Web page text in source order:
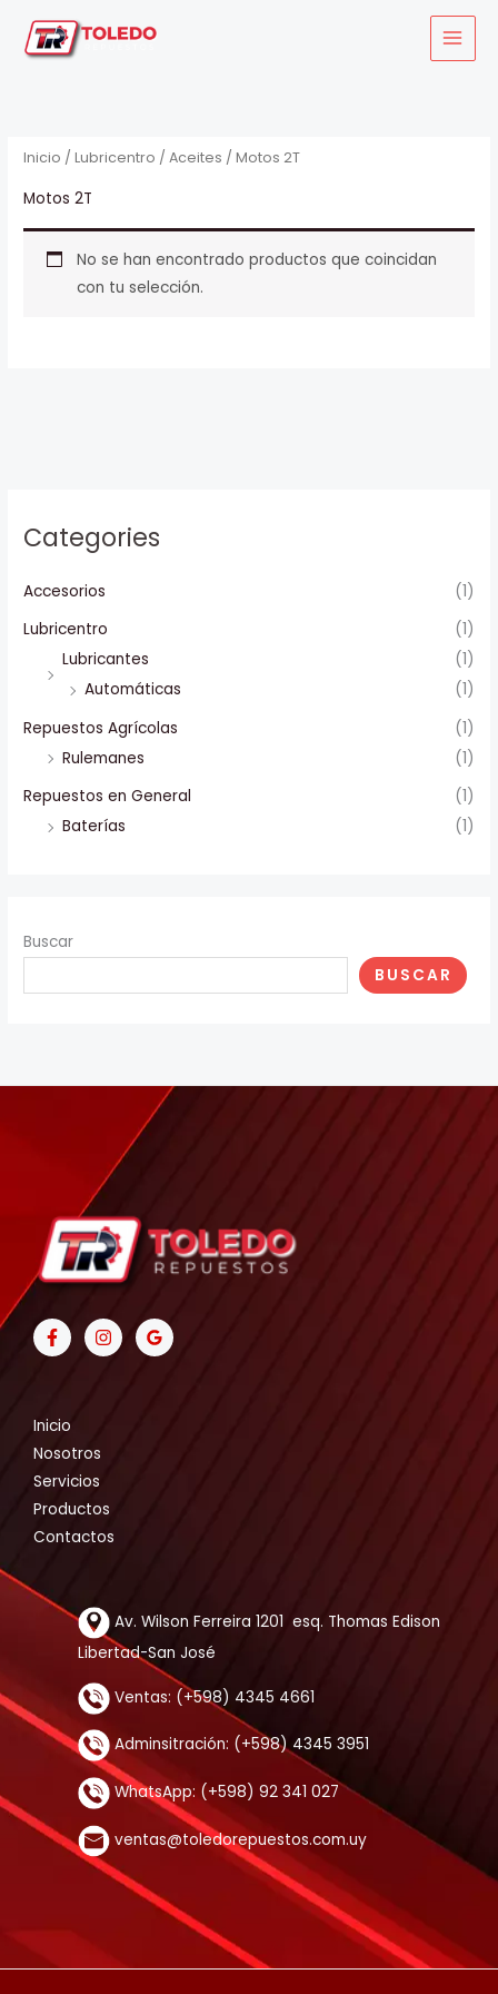
Categories
Accesorios
(1)
Lubricentro
(1)
Lubricantes
(1)
Automáticas
(1)
Repuestos Agrícolas
(1)
Rulemanes
(1)
Repuestos en General
(1)
Baterías
(1)
Buscar
BUSCAR
Inicio /Lubricentro /Aceites / Motos 2T
Motos 2T
No se han encontrado productos que coincidan
con tu selección.
Inicio
Nosotros
Servicios
Productos
Contactos
Av. Wilson Ferreira 1201 esq. Thomas Edison
Libertad-San José
Ventas: (+598) 4345 4661
Adminsitración: (+598) 4345 3951
WhatsApp: (+598) 92 341 027
ventas@toledorepuestos.com.uy